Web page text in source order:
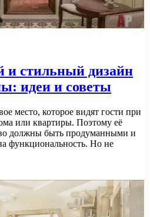
и стильный дизайн
идеи и советы
место, которое видят гости при
или квартиры. Поэтому её
должны быть продуманными и
функциональность. Но не